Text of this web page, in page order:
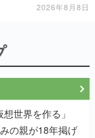
2026年8月8日
世界を作る」
の親が18年掲げ